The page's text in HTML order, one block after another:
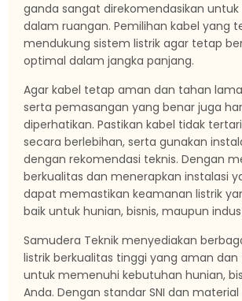
ganda sangat direkomendasikan untuk
dalam ruangan. Pemilihan kabel yang
mendukung sistem listrik agar tetap
optimal dalam jangka panjang.
Agar kabel tetap aman dan tahan
serta pemasangan yang benar juga
diperhatikan. Pastikan kabel tidak
secara berlebihan, serta gunakan
dengan rekomendasi teknis. Dengan
berkualitas dan menerapkan instalasi
dapat memastikan keamanan listrik
baik untuk hunian, bisnis, maupun
Samudera Teknik menyediakan
listrik berkualitas tinggi yang aman
untuk memenuhi kebutuhan hunian,
Anda. Dengan standar SNI dan